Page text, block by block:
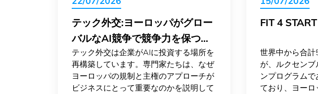
テック外交:ヨーロッパがグロー
バルなAI競争で競争力を保つ方
法
テック外交は企業がAIに投資する場所を
再構築しています。専門家たちは、なぜ
ヨーロッパの規制と主権のアプローチが
ビジネスにとって重要なのかを説明して
FIT 4
世界中から合
が、ルクセン
ンプログラム
ており、ヨー